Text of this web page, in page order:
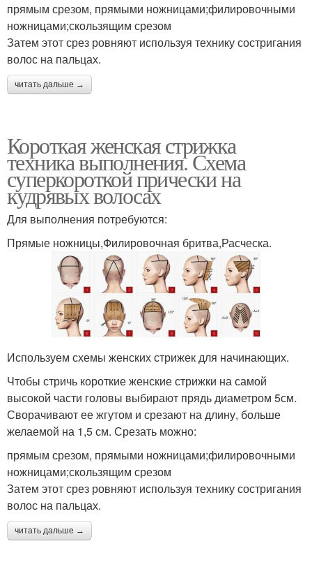
прямым срезом, прямыми ножницами;филировочными
ножницами;скользящим срезом
Затем этот срез ровняют используя технику состригания
волос на пальцах.
читать дальше →
Короткая женская стрижка
техника выполнения. Схема
суперкороткой прически на
кудрявых волосах
Для выполнения потребуются:
Прямые ножницы,Филировочная бритва,Расческа.
Используем схемы женских стрижек для начинающих.
Чтобы стричь короткие женские стрижки на самой
высокой части головы выбирают прядь диаметром 5см.
Сворачивают ее жгутом и срезают на длину, больше
желаемой на 1,5 см. Срезать можно:
прямым срезом, прямыми ножницами;филировочными
ножницами;скользящим срезом
Затем этот срез ровняют используя технику состригания
волос на пальцах.
читать дальше →